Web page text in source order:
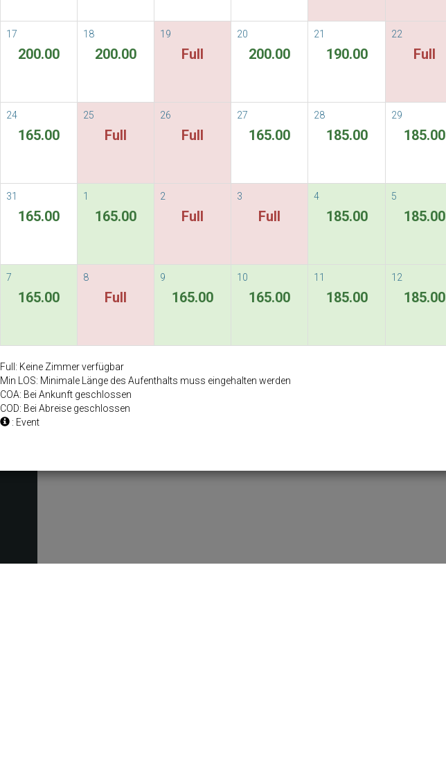
17
200.00
18
200.00
19
Full
20
200.00
21
190.00
22
Full
24
165.00
25
Full
26
Full
27
165.00
28
185.00
29
185.00
31
165.00
1
165.00
2
Full
3
Full
4
185.00
5
185.00
7
165.00
8
Full
9
165.00
10
165.00
11
185.00
12
185.00
Full: Keine Zimmer verfügbar
Min LOS: Minimale Länge des Aufenthalts muss eingehalten werden
COA: Bei Ankunft geschlossen
COD: Bei Abreise geschlossen
: Event